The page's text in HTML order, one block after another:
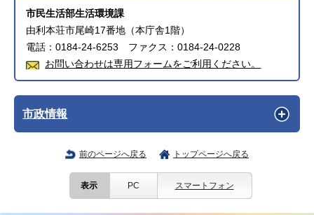
市民生活部生活環境課
由利本荘市尾崎17番地（本庁舎1階）
電話：0184-24-6253 ファクス：0184-24-0228
お問い合わせは専用フォームをご利用ください。
市政情報
前のページへ戻る トップページへ戻る
表示 PC スマートフォン